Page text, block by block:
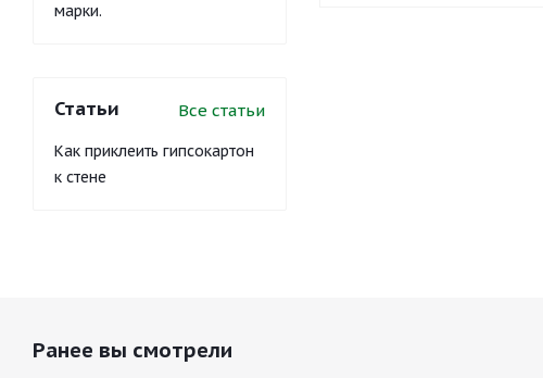
марки.
Статьи Все статьи
Как приклеить гипсокартон
к стене
Ранее вы смотрели